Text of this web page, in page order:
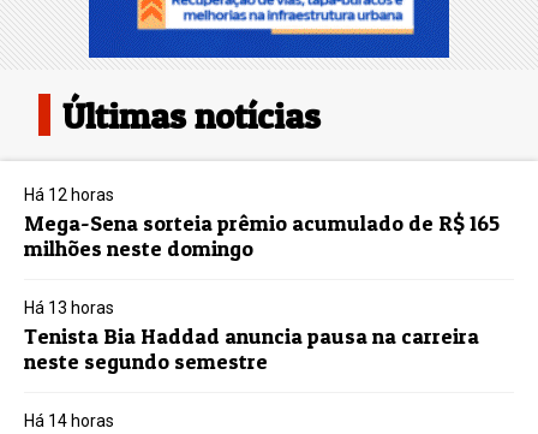
Últimas notícias
Há 12 horas
Mega-Sena sorteia prêmio acumulado de R$ 165
milhões neste domingo
Há 13 horas
Tenista Bia Haddad anuncia pausa na carreira
neste segundo semestre
Há 14 horas